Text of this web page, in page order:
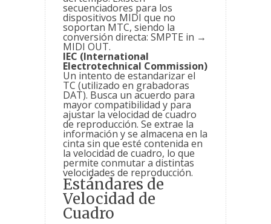
secuenciadores para los
dispositivos MIDI que no
soportan MTC, siendo la
conversión directa: SMPTE in →
MIDI OUT.
IEC (International
Electrotechnical Commission)
Un intento de estandarizar el
TC (utilizado en grabadoras
DAT). Busca un acuerdo para
mayor compatibilidad y para
ajustar la velocidad de cuadro
de reproducción. Se extrae la
información y se almacena en la
cinta sin que esté contenida en
la velocidad de cuadro, lo que
permite conmutar a distintas
velocidades de reproducción.
Estándares de
Velocidad de
Cuadro